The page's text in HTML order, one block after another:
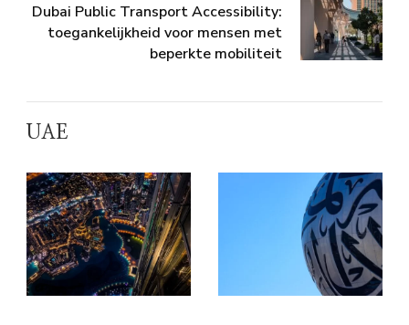
Dubai Public Transport Accessibility:
toegankelijkheid voor mensen met
beperkte mobiliteit
UAE